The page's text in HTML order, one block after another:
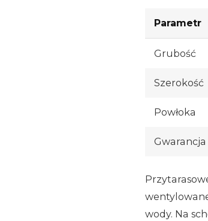
Parametr
Grubość
Szerokość
Powłoka
Gwarancja
wody. Na